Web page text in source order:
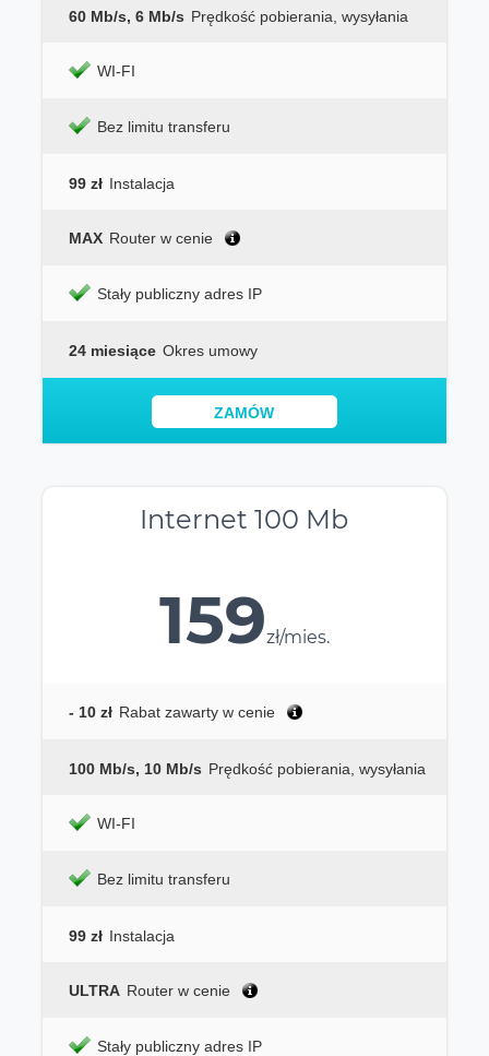
60 Mb/s, 6 Mb/s Prędkość pobierania, wysyłania
WI-FI
Bez limitu transferu
99 zł Instalacja
MAX Router w cenie
Stały publiczny adres IP
24 miesiące Okres umowy
ZAMÓW
Internet 100 Mb
159zł/mies.
- 10 zł Rabat zawarty w cenie
100 Mb/s, 10 Mb/s Prędkość pobierania, wysyłania
WI-FI
Bez limitu transferu
99 zł Instalacja
ULTRA Router w cenie
Stały publiczny adres IP